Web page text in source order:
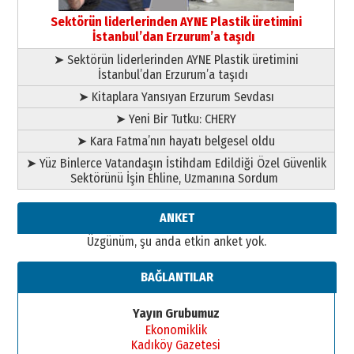
bir vizyon proje daha!
02 Ağustos 2026 Pazar
Sektörün liderlerinden AYNE Plastik üretimini
İstanbul’dan Erzurum’a taşıdı
➤ Sektörün liderlerinden AYNE Plastik üretimini
İstanbul’dan Erzurum’a taşıdı
➤ Kitaplara Yansıyan Erzurum Sevdası
➤ Yeni Bir Tutku: CHERY
➤ Kara Fatma’nın hayatı belgesel oldu
➤ Yüz Binlerce Vatandaşın İstihdam Edildiği Özel Güvenlik
Sektörünü İşin Ehline, Uzmanına Sordum
ANKET
Üzgünüm, şu anda etkin anket yok.
BAĞLANTILAR
Yayın Grubumuz
Ekonomiklik
Kadıköy Gazetesi